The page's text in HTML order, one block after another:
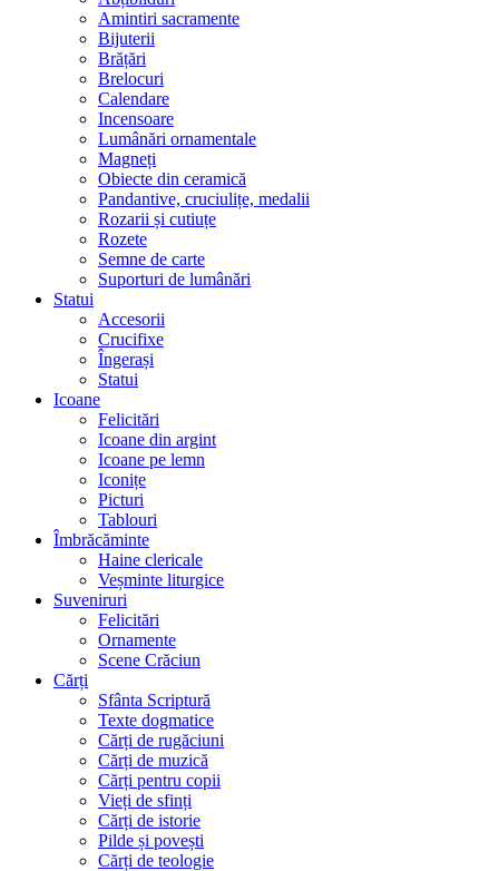
Amintiri sacramente
Bijuterii
Brățări
Brelocuri
Calendare
Incensoare
Lumânări ornamentale
Magneți
Obiecte din ceramică
Pandantive, cruciulițe, medalii
Rozarii și cutiuțe
Rozete
Semne de carte
Suporturi de lumânări
Statui
Accesorii
Crucifixe
Îngerași
Statui
Icoane
Felicitări
Icoane din argint
Icoane pe lemn
Iconițe
Picturi
Tablouri
Îmbrăcăminte
Haine clericale
Veșminte liturgice
Suveniruri
Felicitări
Ornamente
Scene Crăciun
Cărți
Sfânta Scriptură
Texte dogmatice
Cărți de rugăciuni
Cărți de muzică
Cărți pentru copii
Vieți de sfinți
Cărți de istorie
Pilde și povești
Cărți de teologie